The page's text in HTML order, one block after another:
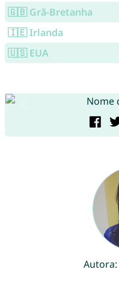
🇬🇧 Grã-Bretanha
🇮🇪 Irlanda
🇺🇸 EUA
Autora: